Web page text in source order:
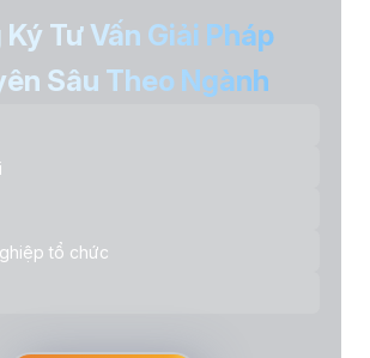
Tư Vấn Giải Pháp
Sâu Theo Ngành